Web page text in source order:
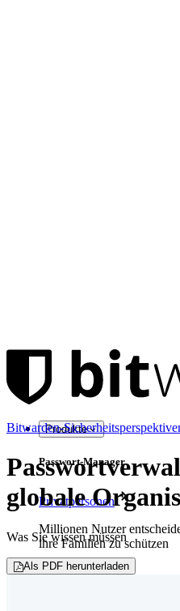
Produkte
Passwort-Manager
Privatpersonen
Millionen Nutzer
ihre Familien zu schützen
Familien
Bitwarden-
globale
Was Sie wissen müssen
Als PDF herunterladen